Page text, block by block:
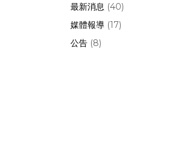
最新消息 (40)
媒體報導 (17)
公告 (8)